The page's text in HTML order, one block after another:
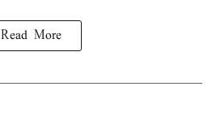
Read More